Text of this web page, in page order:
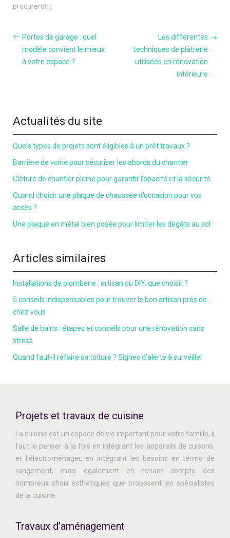
procureront.
Portes de garage : quel
modèle convient le mieux
à votre espace ?
Les différentes
techniques de plâtrerie
utilisées en rénovation
intérieure
Actualités du site
Quels types de projets sont éligibles à un prêt travaux ?
Barrière de voirie pour sécuriser les abords du chantier
Clôture de chantier pleine pour garantir l’opacité et la sécurité
Quand choisir une plaque de chaussée d’occasion pour vos
accès ?
Une plaque en métal bien posée pour limiter les dégâts au sol
Articles similaires
Installations de plomberie : artisan ou DIY, que choisir ?
5 conseils indispensables pour trouver le bon artisan près de
chez vous
Salle de bains : étapes et conseils pour une rénovation sans
stress
Quand faut-il refaire sa toiture ? Signes d’alerte à surveiller
Projets et travaux de cuisine
La cuisine est un espace de vie important pour votre famille, il
faut le penser à la fois en intégrant les appareils de cuisons,
et l’électroménager, en intégrant les besoins en terme de
rangement, mais également en tenant compte des
nombreux choix esthétiques que proposent les spécialistes
de la cuisine.
Travaux d’aménagement